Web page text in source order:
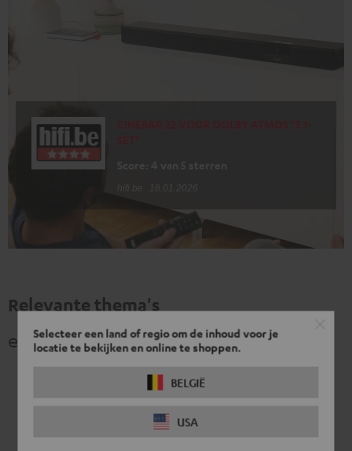
Selecteer een land of regio om de inhoud voor je
locatie te bekijken en online te shoppen.
BELGIË
USA
Relevante thema's
en spannende categorieën